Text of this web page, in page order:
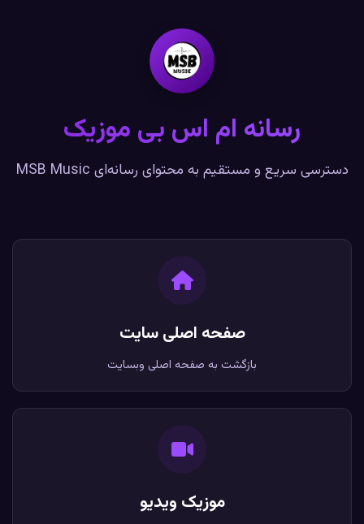
رسانه ام اس بی موزیک
دسترسی سریع و مستقیم به محتوای رسانه‌ای MSB Music
صفحه اصلی سایت
بازگشت به صفحه اصلی وبسایت
موزیک ویدیو